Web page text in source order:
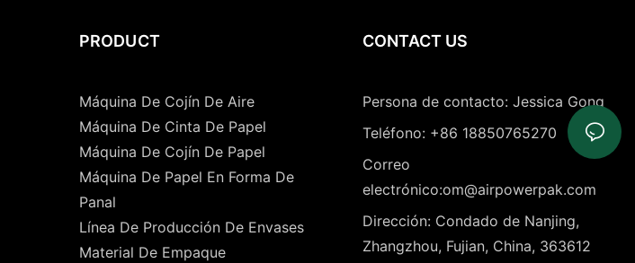
PRODUCT
Máquina De Cojín De Aire
Máquina De Cinta De Papel
Máquina De Cojín De Papel
Máquina De Papel En Forma De
Panal
Línea De Producción De Envases
Material De Empaque
CONTACT US
Persona de contacto: Jessica Gong
Teléfono: +86 18850765270
Correo
electrónico:om@airpowerpak.com
Dirección: Condado de Nanjing,
Zhangzhou, Fujian, China, 363612